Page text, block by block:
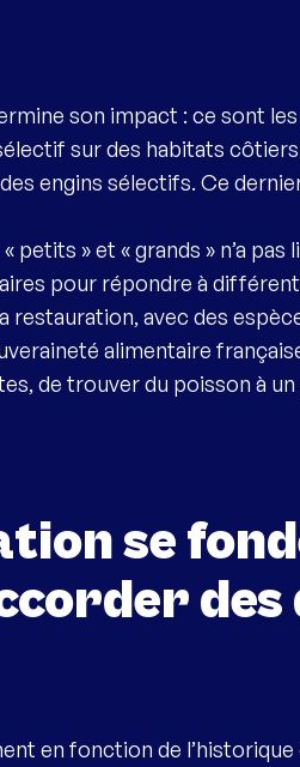
son impact : ce sont
sur des habitats
engins sélectifs. Ce
» et « grands » n’a
pour répondre à
avec des
alimentaire
de trouver du poisson à
se
des
en fonction de